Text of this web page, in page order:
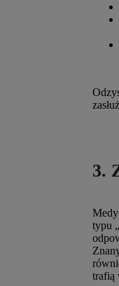
3.
typu
trafią